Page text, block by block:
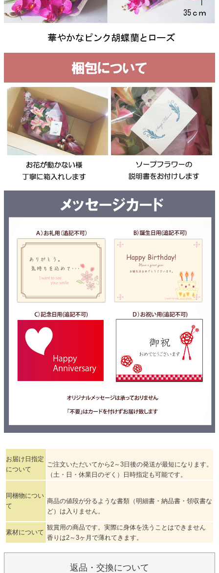
お届け日指定
について
ご注文いただいてから2～3日後の発送が最短になります。
（土・日・休業日のぞく）日時指定も可能です。
同梱物につい
て
商品の値段が分るような書類 （明細書・納品書・領収書な
ど）は入りません。
素材について
観賞用の商品です。実際に身体を洗うことはできません
香りは2～3ヶ月で薄れてきます。
返品・交換について